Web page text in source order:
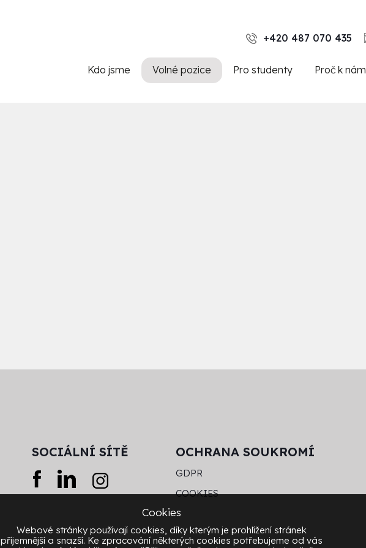
+420 487 070 435
Kdo jsme Volné pozice Pro studenty Proč k nám
SOCIÁLNÍ SÍTĚ OCHRANA SOUKROMÍ
GDPR
COOKIES
Cookies
Webové stránky používají cookies, díky kterým je prohlížení stránek
příjemnější a snazší. Ke zpracování některých cookies potřebujeme od vás